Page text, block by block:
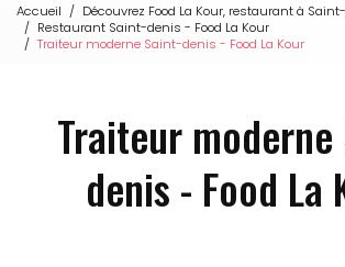
Accueil
Découvrez Food La Kour, restaurant à
Restaurant Saint-denis - Food La Kour
Traiteur moderne Saint-denis - Food La Kour
Traiteur
denis - Food La